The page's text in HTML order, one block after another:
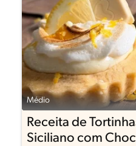
Médio
Receita de
Siciliano com